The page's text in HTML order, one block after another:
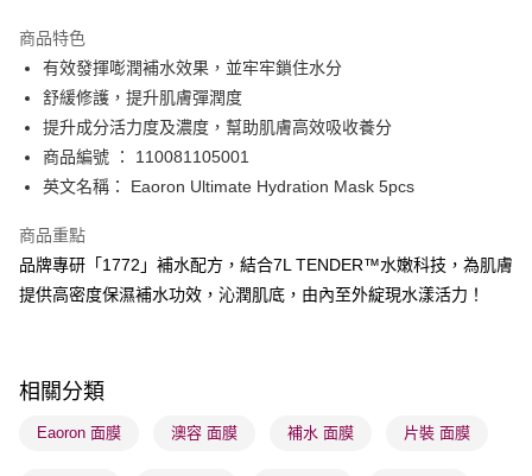
PayMe
WeChat Pay
BoC Pay
順豐自助櫃 - 確認發貨後1-3個工作天送達
每筆HK$65.00，滿HK$300.00或以上免運費
確認發貨後1-3 工作天送達，訂單將隨機分配至SF順豐速運或京東
物流公司進行物流配送
商品特色
有效發揮嘭潤補水效果，並牢牢鎖住水分
舒緩修護，提升肌膚彈潤度
提升成分活力度及濃度，幫助肌膚高效吸收養分
商品編號 ： 110081105001
英文名稱： Eaoron Ultimate Hydration Mask 5pcs
商品重點
品牌專研「1772」補水配方，結合7L TENDER™水嫩科技，為肌膚
提供高密度保濕補水功效，沁潤肌底，由內至外綻現水漾活力！
相關分類
Eaoron 面膜 澳容 面膜 補水 面膜 片裝 面膜